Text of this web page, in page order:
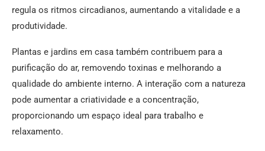
regula os ritmos circadianos, aumentando a vitalidade e a
produtividade.
Plantas e jardins em casa também contribuem para a
purificação do ar, removendo toxinas e melhorando a
qualidade do ambiente interno. A interação com a natureza
pode aumentar a criatividade e a concentração,
proporcionando um espaço ideal para trabalho e
relaxamento.